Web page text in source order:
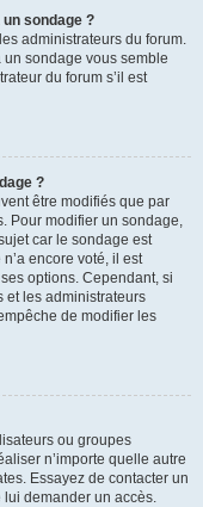
sondage ?
administrateurs du forum.
sondage vous semble
du forum s’il est
?
être modifiés que par
Pour modifier un sondage,
car le sondage est
encore voté, il est
options. Cependant, si
et les administrateurs
de modifier les
ou groupes
n’importe quelle autre
Essayez de contacter un
demander un accès.